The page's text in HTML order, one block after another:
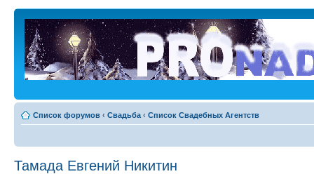
Список форумов ‹ Свадьба ‹ Список Свадебных Агентств
Тамада Евгений Никитин